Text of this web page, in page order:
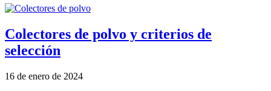
Colectores de polvo y criterios de
selección
16 de enero de 2024